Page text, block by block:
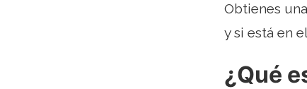
Obtienes
y si está en
¿Qué